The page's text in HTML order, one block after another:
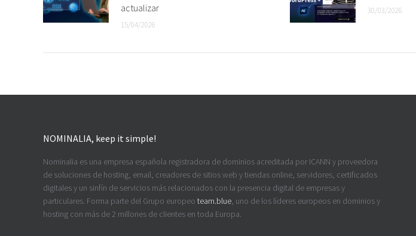
actualizar
15/04/2026
30/03/2026
NOMINALIA, keep it simple!
Nominalia es una empresa española registradora de dominios acreditada por ICANN y proveedora
de soluciones de hosting, email, creadores de sitios web y tiendas online, servidores, certificados
digitales y un sinfín de servicios más relacionados con la presencia digital de empresas y
particulares. Forma parte del Grupo europeo team.blue, uno de los líderes europeos en dominios y
hosting con más de 2 millones de clientes en toda Europa.